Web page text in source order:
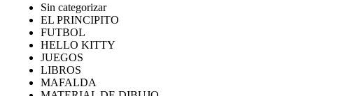
Sin categorizar
EL PRINCIPITO
FUTBOL
HELLO KITTY
JUEGOS
LIBROS
MAFALDA